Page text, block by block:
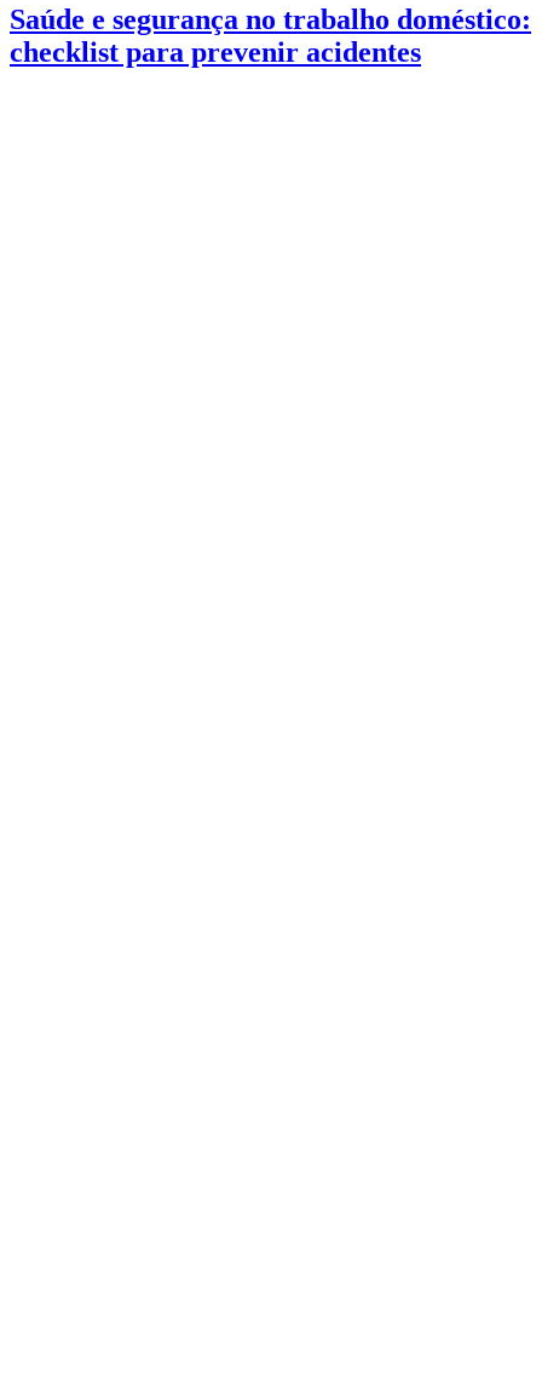
Saúde e segurança no trabalho doméstico:
checklist para prevenir acidentes